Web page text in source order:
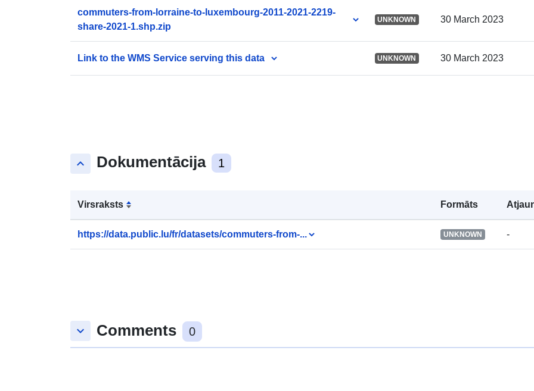
commuters-from-lorraine-to-luxembourg-2011-2021-2219-
share-2021-1.shp.zip
UNKNOWN 30 March 2023
Link to the WMS Service serving this data UNKNOWN 30 March 2023
keyboard_arrow_up Dokumentācija 1
Virsraksts Formāts
https://data.public.lu/fr/datasets/commuters-from-... UNKNOWN -
keyboard_arrow_down Comments 0